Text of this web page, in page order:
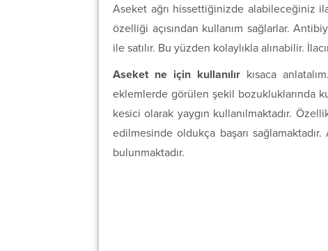
Aseket ağrı hissettiğinizde alabileceğiniz
özelliği açısından kullanım sağlarlar.
ile satılır. Bu yüzden kolaylıkla alınabilir.
Aseket ne için kullanılırkısaca
eklemlerde görülen şekil bozukluklarında
kesici olarak yaygın kullanılmaktadır.
edilmesinde oldukça başarı
bulunmaktadır.